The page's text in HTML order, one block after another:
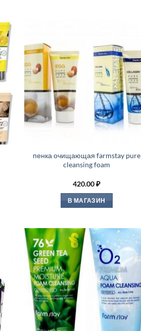
пенка очищающая farmstay pure
cleansing foam
420.00₽
В МАГАЗИН